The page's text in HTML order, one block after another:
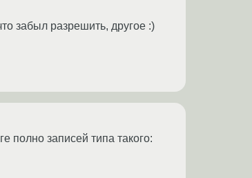
забыл разрешить, другое :)
полно записей типа такого: